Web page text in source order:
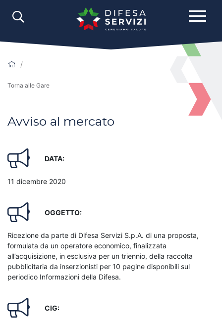
Torna alle Gare
Avviso al mercato
DATA:
11 dicembre 2020
OGGETTO:
Ricezione da parte di Difesa Servizi S.p.A. di una proposta,
formulata da un operatore economico, finalizzata
all’acquisizione, in esclusiva per un triennio, della raccolta
pubblicitaria da inserzionisti per 10 pagine disponibili sul
periodico Informazioni della Difesa.
CIG: